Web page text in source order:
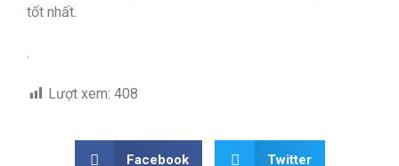
tốt nhất.
.
Lượt xem: 408
Facebook Twitter